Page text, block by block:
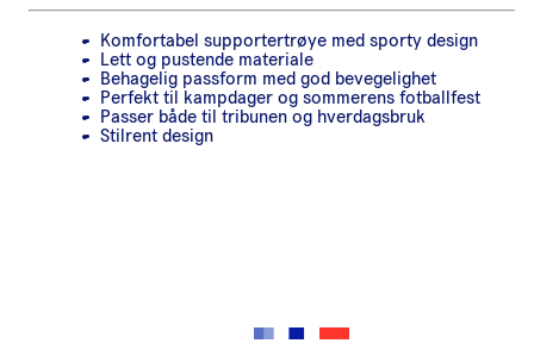
Komfortabel supportertrøye med sporty design
Lett og pustende materiale
Behagelig passform med god bevegelighet
Perfekt til kampdager og sommerens fotballfest
Passer både til tribunen og hverdagsbruk
Stilrent design